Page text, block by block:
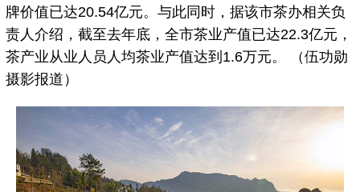
牌价值已达20.54亿元。与此同时，据该市茶办相关负
责人介绍，截至去年底，全市茶业产值已达22.3亿元，
茶产业从业人员人均茶业产值达到1.6万元。 （伍功勋
摄影报道）